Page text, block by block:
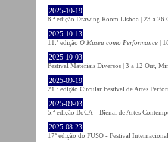
2025-10-19
8.ª edição Drawing Room Lisboa | 23 a 26
2025-10-13
11.ª edição O Museu como Performance |
2025-10-03
Festival Materiais Diversos | 3 a 12 Out,
2025-09-19
21.ª edição Circular Festival de Artes
2025-09-03
5.ª edição BoCA – Bienal de Artes
2025-08-23
17ª edição do FUSO - Festival